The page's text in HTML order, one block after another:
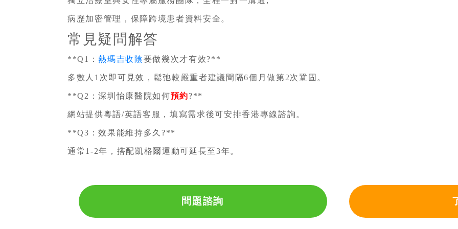
病歷加密管理，保障跨境患者資料安全。
常見疑問解答
**Q1：熱瑪吉收陰要做幾次才有效?**
多數人1次即可見效，鬆弛較嚴重者建議間隔6個月做第2次鞏固。
**Q2：深圳怡康醫院如何預約?**
網站提供粵語/英語客服，填寫需求後可安排香港專線諮詢。
**Q3：效果能維持多久?**
通常1-2年，搭配凱格爾運動可延長至3年。
問題諮詢